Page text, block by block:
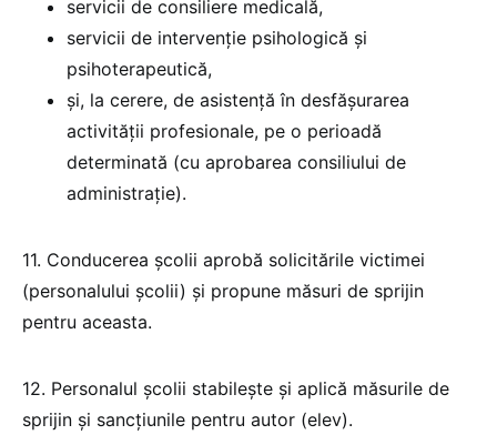
servicii de consiliere medicală,
servicii de intervenție psihologică și
psihoterapeutică,
și, la cerere, de asistență în desfășurarea
activității profesionale, pe o perioadă
determinată (cu aprobarea consiliului de
administrație).
11. Conducerea școlii aprobă solicitările victimei
(personalului școlii) și propune măsuri de sprijin
pentru aceasta.
12. Personalul școlii stabilește și aplică măsurile de
sprijin și sancțiunile pentru autor (elev).